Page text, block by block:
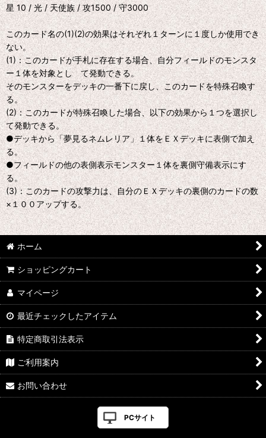
星 10 / 光 / 天使族 / 攻1500 / 守3000
このカード名の(1)(2)の効果はそれぞれ１ターンに１度しか使用でき
ない。
(1)：このカードが手札に存在する場合、自分フィールドのモンスタ
ー１体を対象とし て発動できる。
そのモンスターをデッキの一番下に戻し、このカードを特殊召喚す
る。
(2)：このカードが特殊召喚した場合、以下の効果から１つを選択し
て発動できる。
●デッキから「夢見るネムレリア」１体をＥＸデッキに表側で加え
る。
●フィールドの他の表側表示モンスター１体を裏側守備表示にす
る。
(3)：このカードの攻撃力は、自分のＥＸデッキの裏側のカードの数
×１００アップする。
ホーム
ショッピングカート
マイページ
最近チェックしたアイテム
特定商取引法表示
ご利用案内
お問い合わせ
PCサイト